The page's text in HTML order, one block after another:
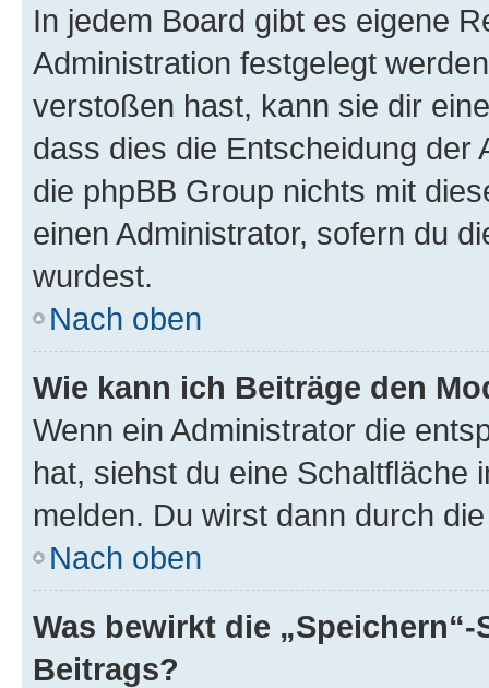
In jedem Board gibt es eigene
Administration festgelegt
verstoßen hast, kann sie dir
dass dies die Entscheidung der
die phpBB Group nichts mit
einen Administrator, sofern du
wurdest.
Nach oben
Wie kann ich Beiträge den
Wenn ein Administrator die
hat, siehst du eine Schaltfläche
melden. Du wirst dann durch
Nach oben
Was bewirkt die
Beitrags?